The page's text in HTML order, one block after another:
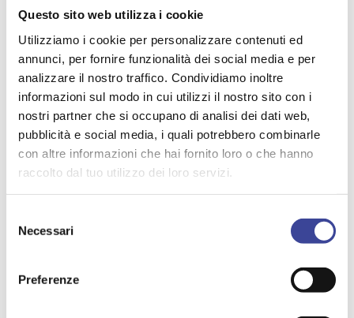
Questo sito web utilizza i cookie
Utilizziamo i cookie per personalizzare contenuti ed
annunci, per fornire funzionalità dei social media e per
analizzare il nostro traffico. Condividiamo inoltre
informazioni sul modo in cui utilizzi il nostro sito con i
nostri partner che si occupano di analisi dei dati web,
pubblicità e social media, i quali potrebbero combinarle
con altre informazioni che hai fornito loro o che hanno
raccolto dal tuo utilizzo dei loro servizi.
delNecessari
Preferenze
cittadini asolani diciottenni
Dolzago - Eventi per l'ottantesimo anniversario della
proclamazione della Repubblica
Mede - Eventi organizzati in occasione delle
celebrazioni del 2 giugno
Macherio - Celebrazioni 2 giugno
comunicato
Milano - Eventi giornata 2 giugno
Castiglione d'Adda - Evento 2 giugno
Salerano sul Lambro - Proiezione del film "C'è ancora
domani"
Cavamanara - Bollicine in Terrazza-“I volti della
Gandino - Iniziative 2 giugno
San Giovanni del Dosso - Celebrazioni 2 giugno
Oggiona - Cerimonia 2 giugno